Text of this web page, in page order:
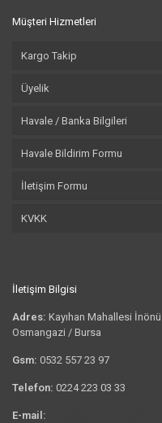
Müşteri Hizmetleri
Kargo Takip
Üyelik
Havale / Banka Bilgileri
Havale Bildirim Formu
İletişim Formu
KVKK
İletişim Bilgisi
Adres: Kayıhan Mahallesi
Osmangazi / Bursa
Gsm: 0532 557 23 97
Telefon: 0224 223 03 33
E-mail: